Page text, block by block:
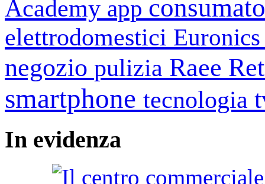
Academy app
elettrodomestici
negozio pulizia Raee
smartphone tecnologia
In evidenza